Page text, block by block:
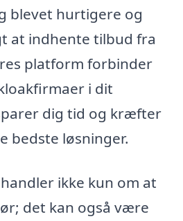
blevet hurtigere og
at indhente tilbud fra
platform forbinder
i dit
dig tid og kræfter
bedste løsninger.
ikke kun om at
det kan også være